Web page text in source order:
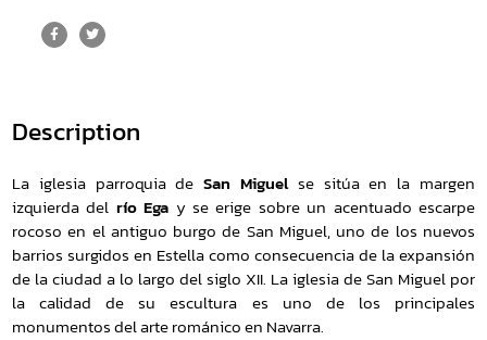
Description
La iglesia parroquia deSan Miguelse sitúa en la margen
izquierda del río Ega y se erige sobre un acentuado escarpe
rocoso en el antiguo burgo de San Miguel, uno de los nuevos
barrios surgidos en Estella como consecuencia de la expansión
de la ciudad a lo largo del siglo XII. La iglesia de San Miguel por
la calidad de su escultura es uno de los principales
monumentos del arte románico en Navarra.